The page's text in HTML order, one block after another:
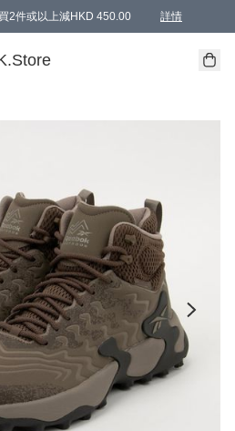
2件或以上減HKD 450.00 詳情
會員等級）AAPE products, members can
100.00
（適用於 特定的送貨方式 )